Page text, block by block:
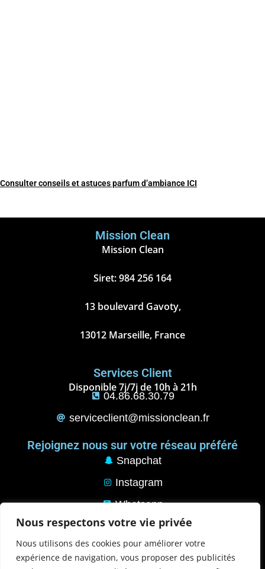
Nous respectons votre vie privée
Nous utilisons des cookies pour améliorer votre
expérience de navigation, vous proposer des publicités
Consulter conseils et astuces parfum d’ambiance ICI
Mission Clean
Mission Clean
Siret: 984 256 164
13 boulevard Gavoty,
13012 Marseille, France
Services Client
Disponible 7j/7j de 10h à 21h
04.86.68.30.79
serviceclient@missionclean.fr
Rejoignez nous sur votre réseau préféré
Snapchat
Instagram
Whatsapp
Pinterest
Tik Tok